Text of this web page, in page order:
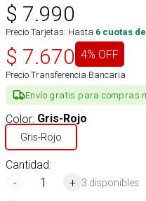
$ 7.990
Precio Tarjetas: Hasta 6 cuotas
$ 7.670 4% OFF
Precio Transferencia Bancaria
Envío gratis para compras
Color: Gris-Rojo
Gris-Rojo
Cantidad:
-
+ 3 disponibles